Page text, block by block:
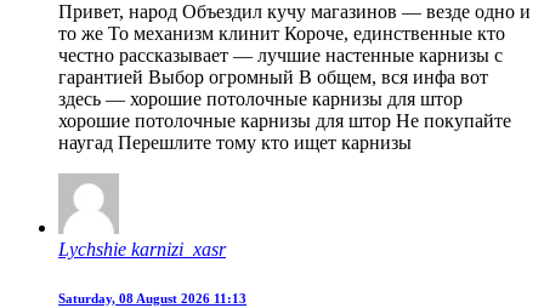
Привет, народ Объездил кучу магазинов — везде одно и
то же То механизм клинит Короче, единственные кто
честно рассказывает — лучшие настенные карнизы с
гарантией Выбор огромный В общем, вся инфа вот
здесь — хорошие потолочные карнизы для штор
хорошие потолочные карнизы для штор Не покупайте
наугад Перешлите тому кто ищет карнизы
Lychshie karnizi_xasr
Saturday, 08 August 2026 11:13